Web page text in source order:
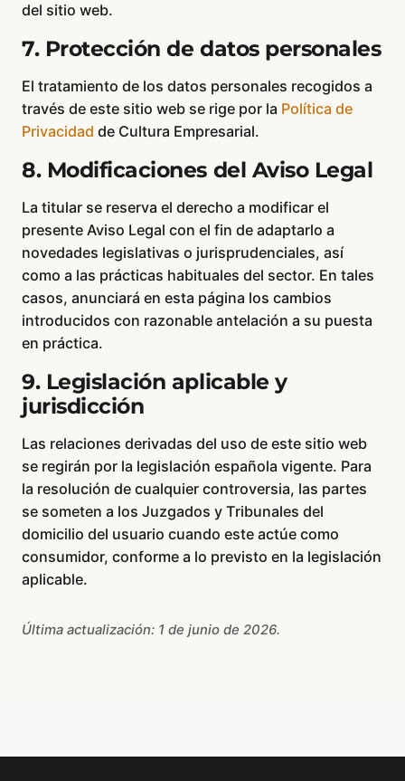
del sitio web.
7. Protección de datos personales
El tratamiento de los datos personales recogidos a
través de este sitio web se rige por la Política de
Privacidad de Cultura Empresarial.
8. Modificaciones del Aviso Legal
La titular se reserva el derecho a modificar el
presente Aviso Legal con el fin de adaptarlo a
novedades legislativas o jurisprudenciales, así
como a las prácticas habituales del sector. En tales
casos, anunciará en esta página los cambios
introducidos con razonable antelación a su puesta
en práctica.
9. Legislación aplicable y
jurisdicción
Las relaciones derivadas del uso de este sitio web
se regirán por la legislación española vigente. Para
la resolución de cualquier controversia, las partes
se someten a los Juzgados y Tribunales del
domicilio del usuario cuando este actúe como
consumidor, conforme a lo previsto en la legislación
aplicable.
Última actualización: 1 de junio de 2026.